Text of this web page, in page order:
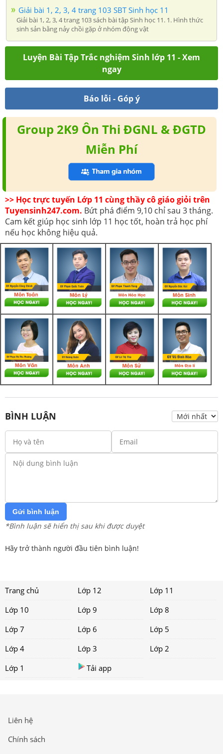
Giải bài 1, 2, 3, 4 trang 103 SBT Sinh học 11
Giải bài 1, 2, 3, 4 trang 103 sách bài tập Sinh học 11. 1. Hình thức
sinh sản bằng nảy chồi gặp ở nhóm động vật
Luyện Bài Tập Trắc nghiệm Sinh lớp 11 - Xem
ngay
Báo lỗi - Góp ý
Group 2K9 Ôn Thi ĐGNL & ĐGTD
Miễn Phí
>> Học trực tuyến Lớp 11 cùng thầy cô giáo giỏi trên
Tuyensinh247.com. Bứt phá điểm 9,10 chỉ sau 3 tháng.
Cam kết giúp học sinh lớp 11 học tốt, hoàn trả học phí
nếu học không hiệu quả.
BÌNH LUẬN
Gửi bình luận
*Bình luận sẽ hiển thị sau khi được duyệt
Hãy trở thành người đầu tiên bình luận!
Trang chủ Lớp 12
Lớp 11
Lớp 10
Lớp 9
Lớp 8
Lớp 7
Lớp 6
Lớp 5
Lớp 4
Lớp 3
Lớp 2
Lớp 1
Tải app
Liên hệ
Chính sách